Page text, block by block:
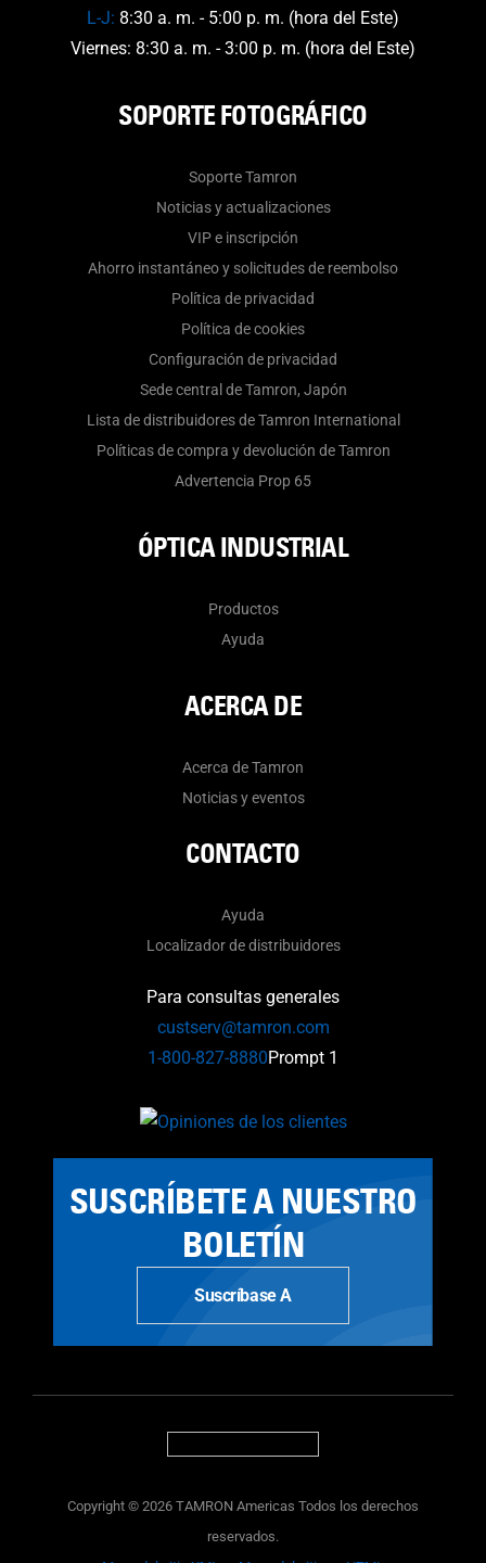
L-J: 8:30 a. m. - 5:00 p. m. (hora del Este)
Viernes: 8:30 a. m. - 3:00 p. m. (hora del Este)
SOPORTE FOTOGRÁFICO
Soporte Tamron
Noticias y actualizaciones
VIP e inscripción
Ahorro instantáneo y solicitudes de reembolso
Política de privacidad
Política de cookies
Configuración de privacidad
Sede central de Tamron, Japón
Lista de distribuidores de Tamron International
Políticas de compra y devolución de Tamron
Advertencia Prop 65
ÓPTICA INDUSTRIAL
Productos
Ayuda
ACERCA DE
Acerca de Tamron
Noticias y eventos
CONTACTO
Ayuda
Localizador de distribuidores
Para consultas generales
custserv@tamron.com
1-800-827-8880Prompt 1
SUSCRÍBETE A NUESTRO
BOLETÍN
Suscríbase A
Copyright © 2026 TAMRON Americas Todos los derechos
reservados.